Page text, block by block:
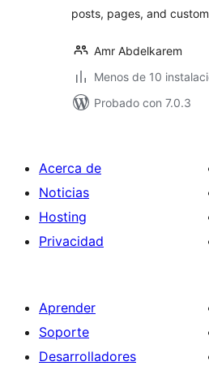
posts, pages, and
Amr Abdelkarem
Menos de 10
Probado con 7.0.3
Acerca de
Noticias
Hosting
Privacidad
Aprender
Soporte
Desarrolladores